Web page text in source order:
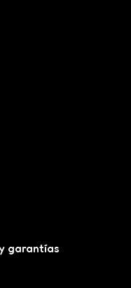
garantías